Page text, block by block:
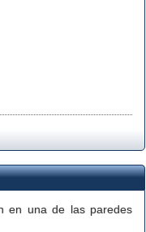
en una de las paredes